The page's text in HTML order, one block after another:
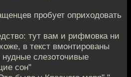
пробует оприходовать
тут вам и рифмовка ни
в текст вмонтированы
нудные слезоточивые
сон"